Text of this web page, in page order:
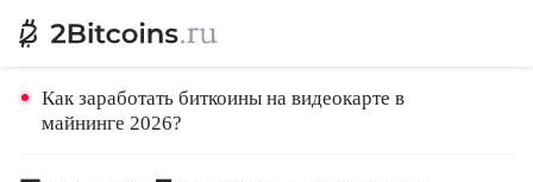
Как заработать биткоины на видеокарте в
майнинге 2026?